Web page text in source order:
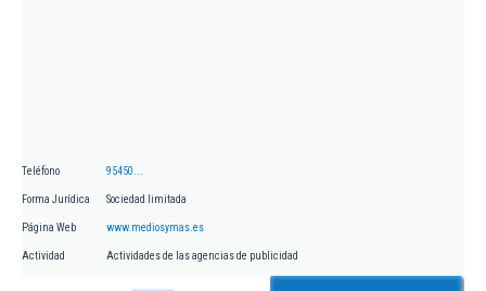
Teléfono 95450...
Forma Jurídica Sociedad limitada
Página Web www.mediosymas.es
Actividad Actividades de las agencias de publicidad